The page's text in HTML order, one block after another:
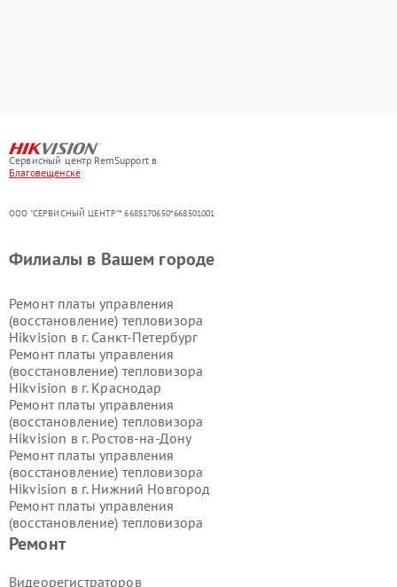
Сервисный центр RemSupport в
Благовещенске
ООО "СЕРВИСНЫЙ ЦЕНТР"* 6685170650*668501001
Ремонт
Видеорегистраторов
Филиалы в Вашем городе
Ремонт платы управления
(восстановление) тепловизора
Hikvision в г. Санкт-Петербург
Ремонт платы управления
(восстановление) тепловизора
Hikvision в г. Краснодар
Ремонт платы управления
(восстановление) тепловизора
Hikvision в г. Ростов-на-Дону
Ремонт платы управления
(восстановление) тепловизора
Hikvision в г. Нижний Новгород
Ремонт платы управления
(восстановление) тепловизора
Hikvision в г.
(восстановление) тепловизора